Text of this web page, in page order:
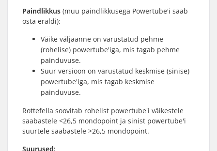
Paindlikkus (muu paindlikkusega Powertube'i saab
osta eraldi):
Väike väljaanne on varustatud pehme
(rohelise) powertube'iga, mis tagab pehme
painduvuse.
Suur versioon on varustatud keskmise (sinise)
powertube'iga, mis tagab keskmise
painduvuse.
Rottefella soovitab rohelist powertube'i väikestele
saabastele <26,5 mondopoint ja sinist powertube'i
suurtele saabastele >26,5 mondopoint.
Suurused: